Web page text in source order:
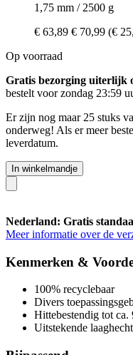
1,75 mm / 2500 g
€ 63,89 € 70,99 (€
Op voorraad
Gratis bezorging uiterlijk
bestelt voorzondag 23:59
Er zijn nog maar 25 stuks
onderweg! Als er meer
leverdatum.
In winkelmandje
Nederland: Gratis
Meer informatie over de
Kenmerken &
100% recyclebaar
Divers
Hittebestendig tot ca.
Uitstekende